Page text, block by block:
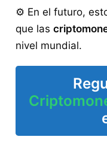
⚙️ En el futuro,
que las
nivel mundial.